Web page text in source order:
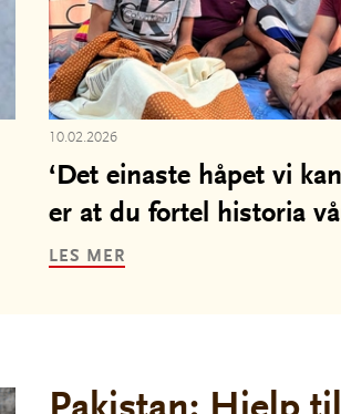
10.02.2026
‘Det einaste håpet vi
er at du fortel historia
LES MER